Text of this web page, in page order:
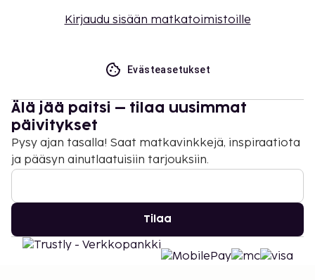
Kirjaudu sisään matkatoimistoille
Evästeasetukset
Älä jää paitsi – tilaa uusimmat
päivitykset
Pysy ajan tasalla! Saat matkavinkkejä, inspiraatiota
ja pääsyn ainutlaatuisiin tarjouksiin.
Tilaa